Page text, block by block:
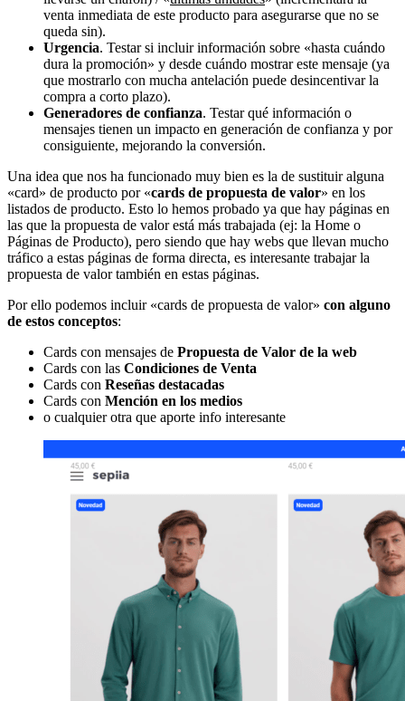
venta inmediata de este producto para asegurarse que no se
queda sin).
Urgencia. Testar si incluir información sobre «hasta cuándo
dura la promoción» y desde cuándo mostrar este mensaje (ya
que mostrarlo con mucha antelación puede desincentivar la
compra a corto plazo).
Generadores de confianza. Testar qué información o
mensajes tienen un impacto en generación de confianza y por
consiguiente, mejorando la conversión.
Una idea que nos ha funcionado muy bien es la de sustituir alguna
«card» de producto por «cards de propuesta de valor» en los
listados de producto. Esto lo hemos probado ya que hay páginas en
las que la propuesta de valor está más trabajada (ej: la Home o
Páginas de Producto), pero siendo que hay webs que llevan mucho
tráfico a estas páginas de forma directa, es interesante trabajar la
propuesta de valor también en estas páginas.
Por ello podemos incluir «cards de propuesta de valor» con alguno
de estos conceptos:
Cards con mensajes de Propuesta de Valor de la web
Cards con las Condiciones de Venta
Cards con Reseñas destacadas
Cards con Mención en los medios
o cualquier otra que aporte info interesante